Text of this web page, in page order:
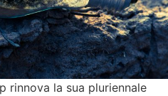
rinnova la sua pluriennale